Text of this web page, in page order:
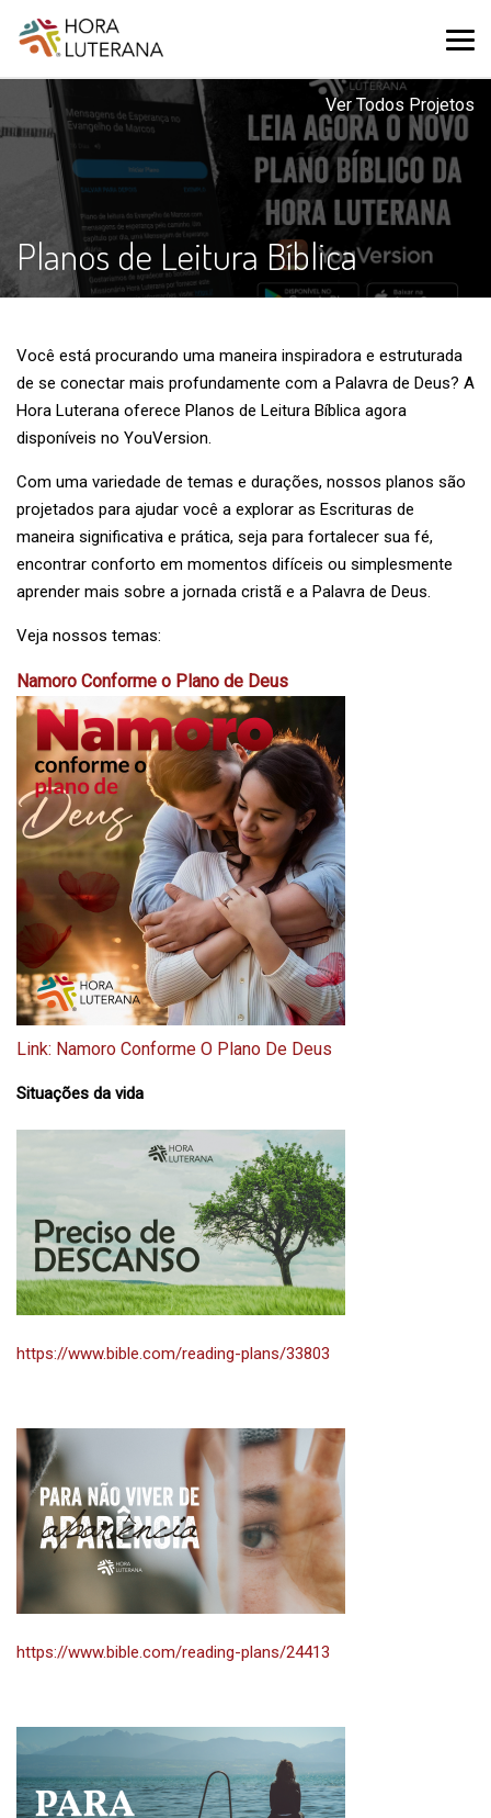
Planos de Leitura Bíblica
Ver Todos Projetos
Você está procurando uma maneira inspiradora e estruturada
de se conectar mais profundamente com a Palavra de Deus? A
Hora Luterana oferece Planos de Leitura Bíblica agora
disponíveis no YouVersion.
Com uma variedade de temas e durações, nossos planos são
projetados para ajudar você a explorar as Escrituras de
maneira significativa e prática, seja para fortalecer sua fé,
encontrar conforto em momentos difíceis ou simplesmente
aprender mais sobre a jornada cristã e a Palavra de Deus.
Veja nossos temas:
Namoro Conforme o Plano de Deus
Link: Namoro Conforme O Plano De Deus
Situações da vida
https://www.bible.com/reading-plans/33803
https://www.bible.com/reading-plans/24413